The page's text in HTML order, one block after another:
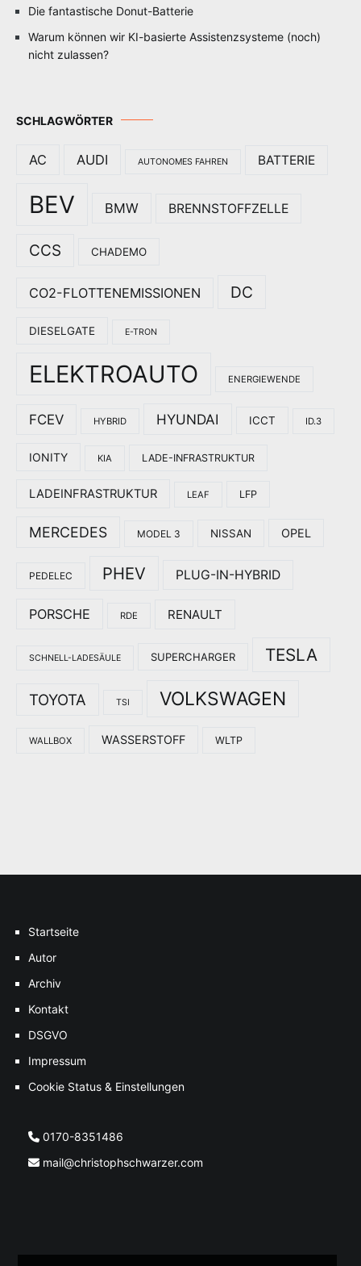
Die fantastische Donut-Batterie
Warum können wir KI-basierte Assistenzsysteme (noch)
nicht zulassen?
SCHLAGWÖRTER
AC AUDI AUTONOMES FAHREN BATTERIE
BEV BMW BRENNSTOFFZELLE
CCS CHADEMO
CO2-FLOTTENEMISSIONEN DC
DIESELGATE E-TRON
ELEKTROAUTO ENERGIEWENDE
FCEV HYBRID HYUNDAI ICCT ID.3
IONITY KIA LADE-INFRASTRUKTUR
LADEINFRASTRUKTUR LEAF LFP
MERCEDES MODEL 3 NISSAN OPEL
PEDELEC PHEV PLUG-IN-HYBRID
PORSCHE RDE RENAULT
SCHNELL-LADESÄULE SUPERCHARGER TESLA
TOYOTA TSI VOLKSWAGEN
WALLBOX WASSERSTOFF WLTP
Startseite
Autor
Archiv
Kontakt
DSGVO
Impressum
Cookie Status & Einstellungen
0170-8351486
mail@christophschwarzer.com